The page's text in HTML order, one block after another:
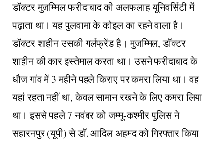
डॉक्टर मुजम्मिल फरीदाबाद की अलफलाह यूनिवर्सिटी में
पढ़ाता था। यह पुलवामा के कोइल का रहने वाला है।
डॉक्टर शाहीन उसकी गर्लफ्रेंड है। मुजम्मिल, डॉक्टर
शाहीन की कार इस्तेमाल करता था। उसने फरीदाबाद के
धौज गांव में 3 महीने पहले किराए पर कमरा लिया था। वह
यहां रहता नहीं था, केवल सामान रखने के लिए कमरा लिया
था। इससे पहले 7 नवंबर को जम्मू-कश्मीर पुलिस ने
सहारनपुर (यूपी) से डॉ. आदिल अहमद को गिरफ्तार किया